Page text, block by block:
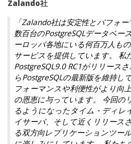
Zalando社
「Zalando社は安定性とパフォ
数百台のPostgreSQLデータベー
ーロッパ各地にいる何百万人も
サービスを提供しています。 私
PostgreSQL9.0 RC1がリリース
らPostgreSQLの最新版を維持し
フォーマンスや利便性がより向
の恩恵に与っています。 今回の
るようになったタイム・ディレ
イサーバ、そして近くリリース
る双方向レプリケーションツー